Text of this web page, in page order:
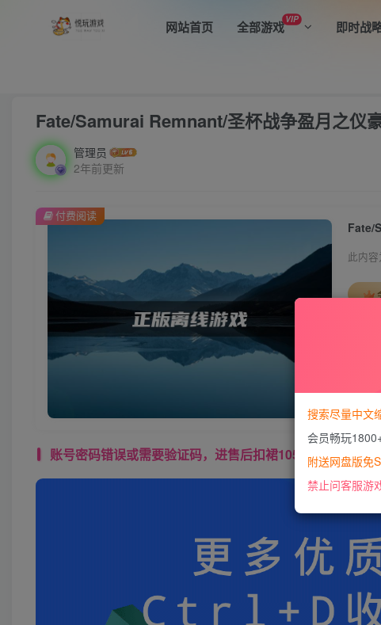
网站首页 全部游戏VIP 即时战
Fate/Samurai Remnant/圣杯战争盈月之仪
管理员
2年前更新
Fate/
此内
付费阅读
账号密码错误或需要验证码，进售后扣裙1050974489 使
搜索尽量中文
会员畅玩
附送网盘版免
禁止问客服游